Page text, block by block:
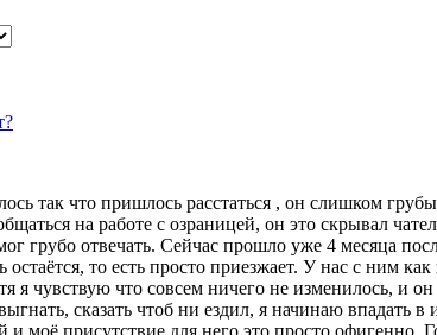
так что пришлось расстаться , он слишком
на работе с озраницей, он это скрывал
грубо отвечать. Сейчас прошло уже 4 месяца
то есть просто приезжает. У нас с ним
я чувствую что совсем ничего не изменилось, и
сказать чтоб ни ездил, я начинаю впадать
моё присутствие для него это просто офигенно.